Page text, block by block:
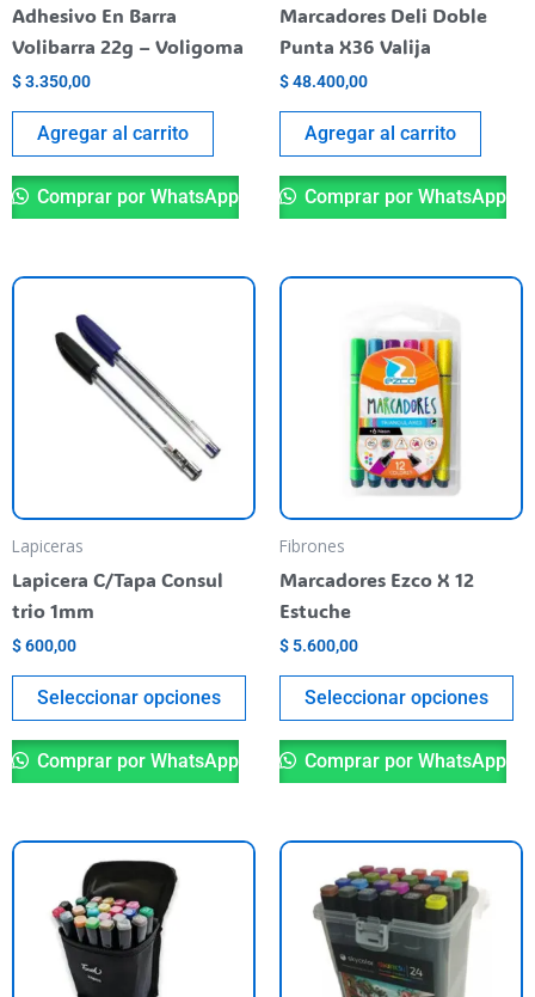
Adhesivo En Barra
Volibarra 22g – Voligoma
$3.350,00
Agregar al carrito
Comprar por WhatsApp
Marcadores Deli Doble
Punta X36 Valija
$48.400,00
Agregar al carrito
Comprar por WhatsApp
Lapiceras
Lapicera C/Tapa Consul
trio 1mm
$600,00
Seleccionar opciones
Este
se
pueden
elegir
producto
Comprar por WhatsApp
Fibrones
Marcadores Ezco X 12
Estuche
$ 5.600,00
Seleccionar opciones
se
Comprar por WhatsApp